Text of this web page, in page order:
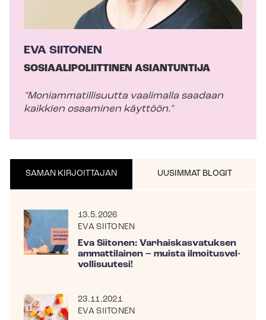
EVA SIITONEN
SO­SI­AA­LI­PO­LIIT­TI­NEN ASIANTUNTIJA
"Mo­niam­ma­til­li­suut­ta vaalimalla saadaan
kaikkien osaaminen käyttöön."
SAMAN KIRJOITTAJAN UUSIMMAT BLOGIT
13.5.2026
EVA SIITONEN
Eva Siitonen: Var­hais­kas­va­tuk­sen
ammattilainen – muista il­moi­tus­vel­
vol­li­suu­te­si!
23.11.2021
EVA SIITONEN